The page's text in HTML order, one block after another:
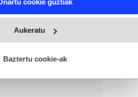
in thedetails section
ditu. Zure esperientzia eta zerbitzuak
Gehiago irakurri
Aukeratu
Baztertu cookie-ak